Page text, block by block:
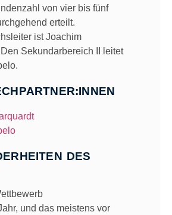
von vier bis fünf
erteilt.
ist Joachim
Sekundarbereich II leitet
DES
und das meistens vor